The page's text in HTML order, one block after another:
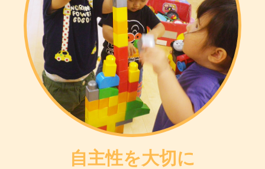
自主性を大切に